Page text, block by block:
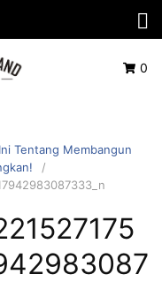
0
Tentang Membangun